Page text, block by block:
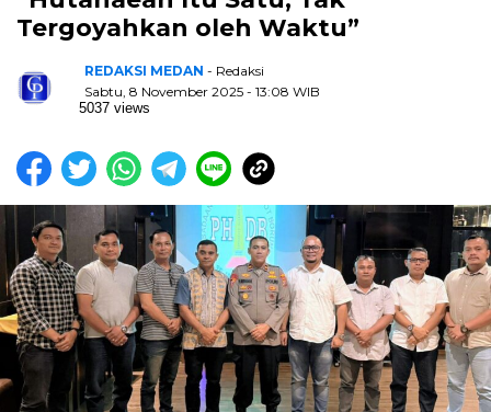
Tergoyahkan oleh Waktu” ‎
REDAKSI MEDAN - Redaksi
Sabtu, 8 November 2025 - 13:08 WIB
5037 views